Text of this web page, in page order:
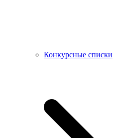
Конкурсные списки